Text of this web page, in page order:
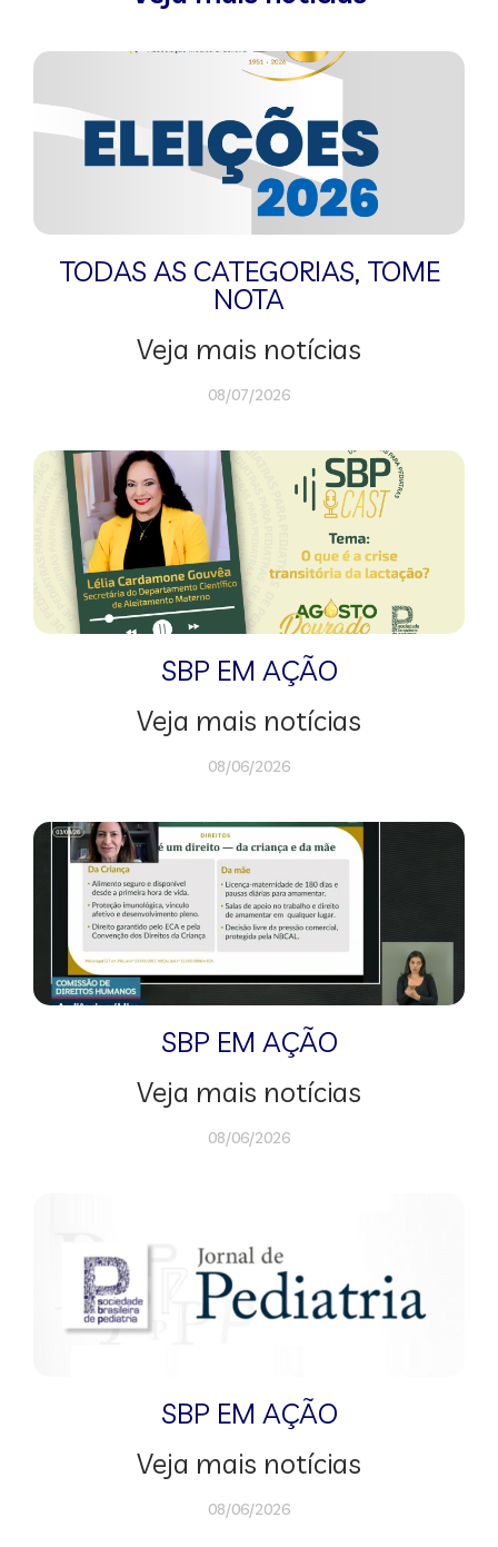
TODAS AS CATEGORIAS, TOME
NOTA
Veja mais notícias
08/07/2026
SBP EM AÇÃO
Veja mais notícias
08/06/2026
SBP EM AÇÃO
Veja mais notícias
08/06/2026
SBP EM AÇÃO
Veja mais notícias
08/06/2026